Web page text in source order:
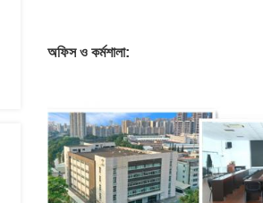
অফিস ও কর্মশালা: